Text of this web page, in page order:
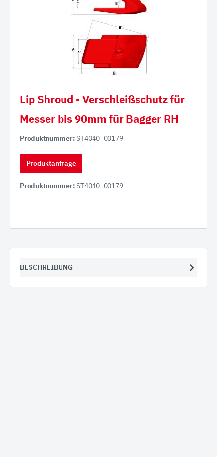
Lip Shroud - Verschleißschutz für
Messer bis 90mm für Bagger RH
Produktnummer: ST4040_00179
Produktanfrage
Produktnummer: ST4040_00179
BESCHREIBUNG